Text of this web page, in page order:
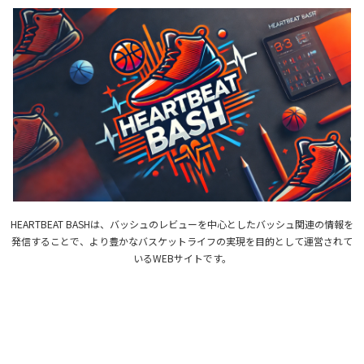
HEARTBEAT BASHは、バッシュのレビューを中心としたバッシュ関連の情報を
発信することで、より豊かなバスケットライフの実現を目的として運営されて
いるWEBサイトです。